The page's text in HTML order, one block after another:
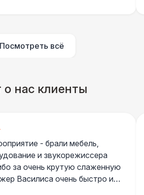
Посмотреть всё
о нас клиенты
- брали мебель,
и звукорежиссера
за очень крутую слаженную
Василиса очень быстро и
все запросы,